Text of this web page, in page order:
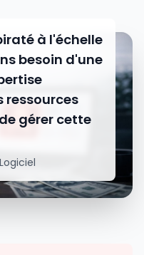
à l'échelle
besoin d'une
ressources
gérer cette